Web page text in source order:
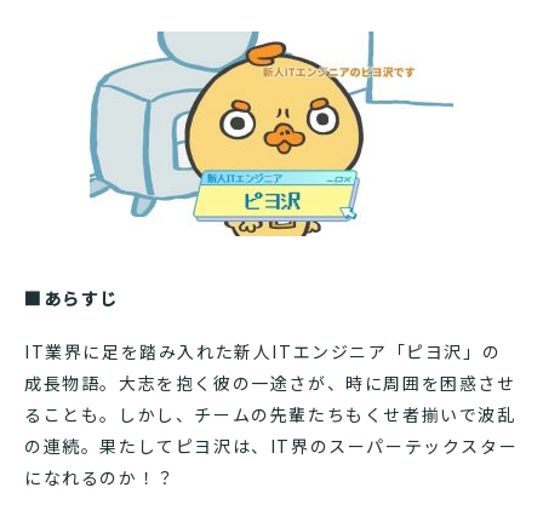
■あらすじ
IT業界に足を踏み入れた新人ITエンジニア「ピヨ沢」の
成長物語。大志を抱く彼の一途さが、時に周囲を困惑させ
ることも。しかし、チームの先輩たちもくせ者揃いで波乱
の連続。果たしてピヨ沢は、IT界のスーパーテックスター
になれるのか！？